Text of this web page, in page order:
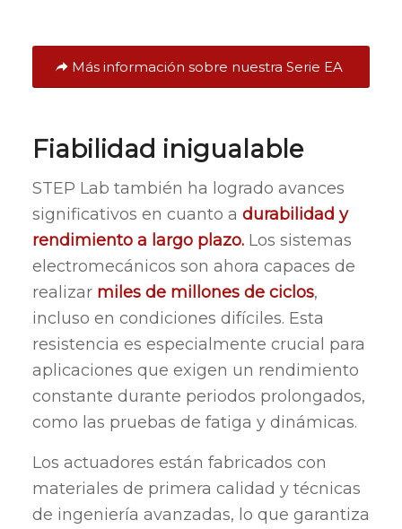
Más información sobre nuestra Serie EA
Fiabilidad inigualable
STEP Lab también ha logrado avances
significativos en cuanto a durabilidad y
rendimiento a largo plazo.Los sistemas
electromecánicos son ahora capaces de
realizar miles de millones de ciclos,
incluso en condiciones difíciles. Esta
resistencia es especialmente crucial para
aplicaciones que exigen un rendimiento
constante durante periodos prolongados,
como las pruebas de fatiga y dinámicas.
Los actuadores están fabricados con
materiales de primera calidad y técnicas
de ingeniería avanzadas, lo que garantiza